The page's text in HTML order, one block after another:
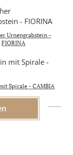
Urnengrabstein -
FIORINA
Spirale - CAMBIA